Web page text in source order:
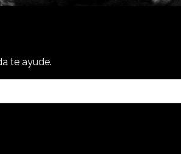
te ayude.